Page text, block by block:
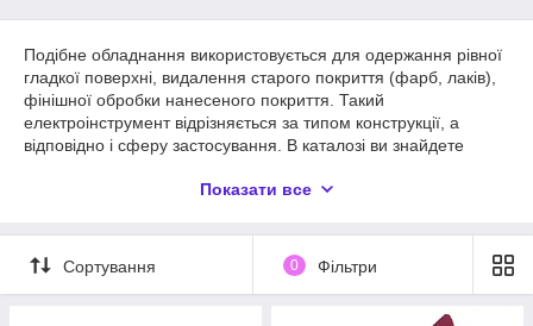
Подібне обладнання використовується для одержання рівної
гладкої поверхні, видалення старого покриття (фарб, лаків),
фінішної обробки нанесеного покриття. Такий
електроінструмент відрізняється за типом конструкції, а
відповідно і сферу застосування. В каталозі ви знайдете
виробника Makita. На все обладнання є офіційна гарантія
Стрічкові і ексцентрикові шліфувальні
машини
Показати все
Сортування 0 Фільтри